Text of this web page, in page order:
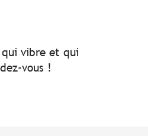
vibre et qui
vous !